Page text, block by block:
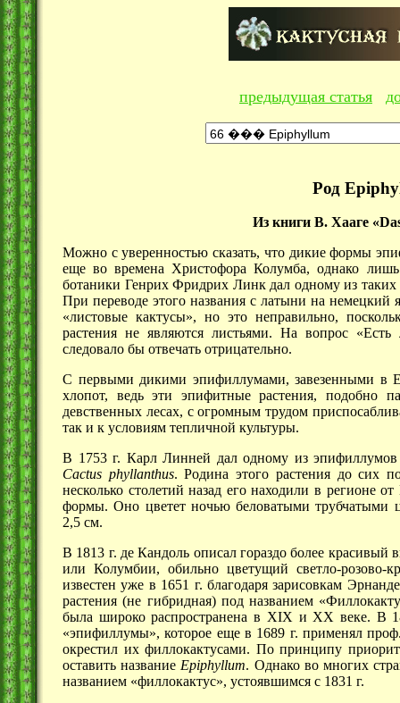
предыдущая статья
Род
Из книги В. Хааге
Можно с уверенностью сказать, что дикие формы
еще во времена Христофора Колумба, однако
ботаники Генрих Фридрих Линк дал одному из таких
При переводе этого названия с латыни на немецкий
«листовые кактусы», но это неправильно,
растения не являются листьями. На вопрос «Есть
следовало бы отвечать отрицательно.
С первыми дикими эпифиллумами, завезенными в
хлопот, ведь эти эпифитные растения, подобно
девственных лесах, с огромным трудом
так и к условиям тепличной культуры.
В 1753 г. Карл Линней дал одному из эпифиллумов
Cactus phyllanthus. Родина этого растения до сих
несколько столетий назад его находили в регионе
формы. Оно цветет ночью беловатыми трубчатыми
2,5 см.
В 1813 г. де Кандоль описал гораздо более красивый
или Колумбии, обильно цветущий светло-
известен уже в 1651 г. благодаря зарисовкам
растения (не гибридная) под названием
была широко распространена в XIX иXX веке. В
«эпифиллумы», которое еще в 1689 г. применял
окрестил их филлокактусами. По принципу
оставить названиеEpiphyllum. Однако во многих
названием «филлокактус», устоявшимся с 1831 г.